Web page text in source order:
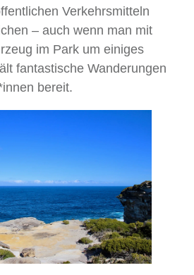
Verkehrsmitteln
– auch wenn man mit
im Park um einiges
fantastische Wanderungen
bereit.